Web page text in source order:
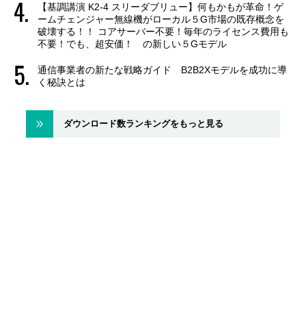
【基調講演 K2-4 スリーダブリュー】何もかもが革命！ゲ
ームチェンジャー無線機がローカル５G市場の既存概念を
破壊する！！ コアサーバー不要！毎年のライセンス費用も
不要！でも、超安価！ の新しい５Gモデル
通信事業者の新たな戦略ガイド B2B2Xモデルを成功に導
く秘訣とは
ダウンロード数ランキングをもっと見る